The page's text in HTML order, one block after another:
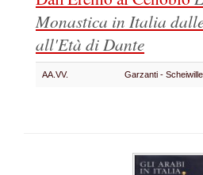
Monastica in Italia
all'Età di Dante
AA.VV. Garzanti -